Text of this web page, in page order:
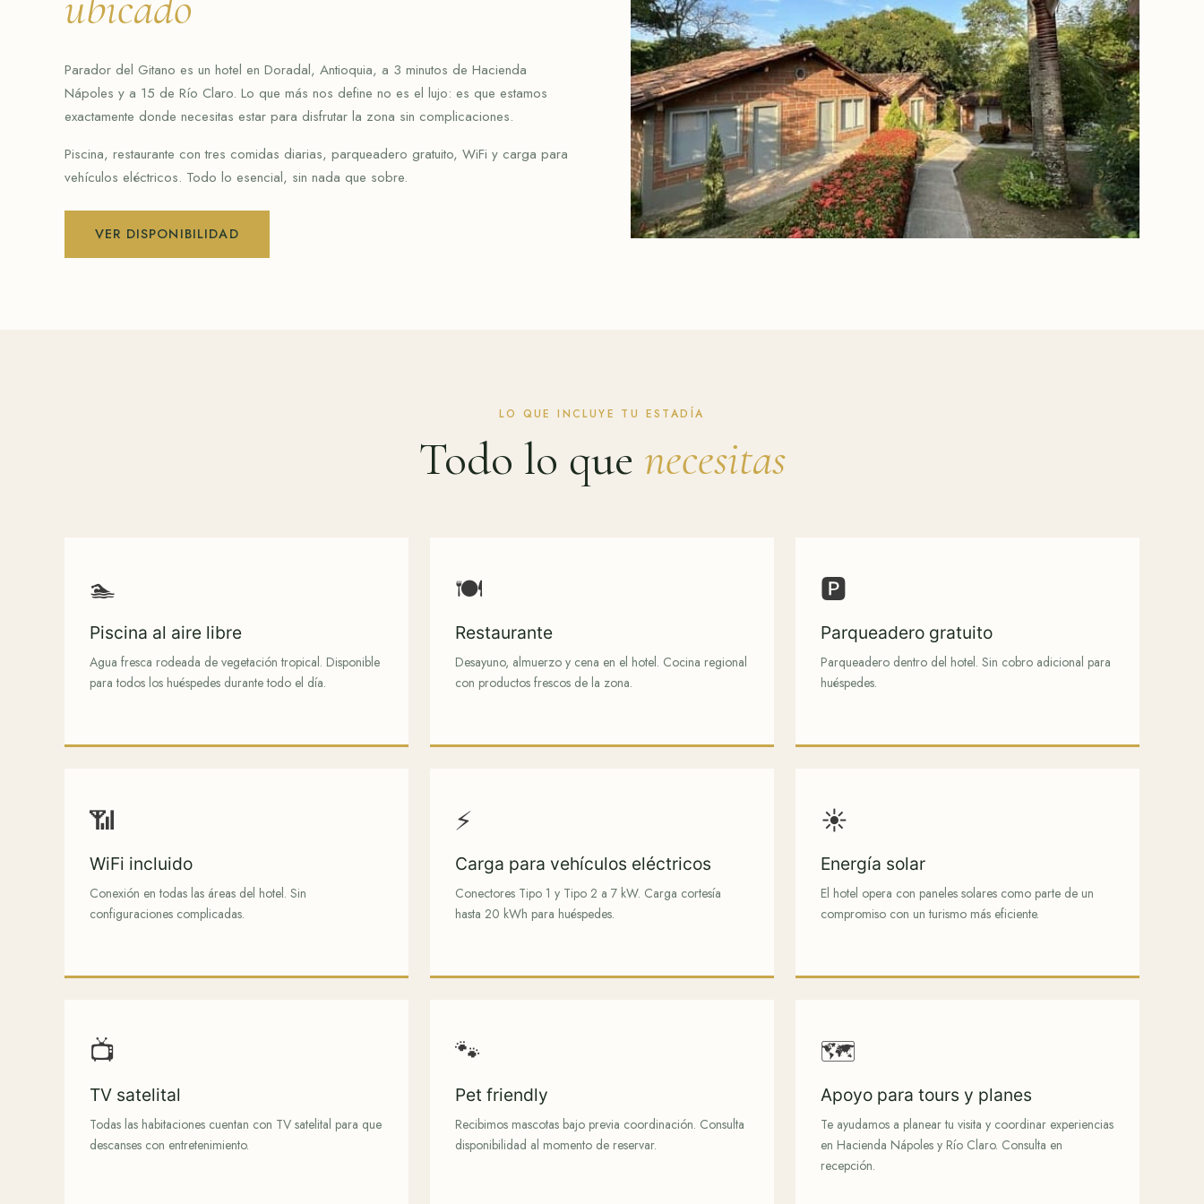
Parador del Gitano es un hotel en Doradal, Antioquia, a 3 minutos de Hacienda
Nápoles y a 15 de Río Claro. Lo que más nos define no es el lujo: es que estamos
exactamente donde necesitas estar para disfrutar la zona sin complicaciones.
Piscina, restaurante con tres comidas diarias, parqueadero gratuito, WiFi y carga para
vehículos eléctricos. Todo lo esencial, sin nada que sobre.
VER DISPONIBILIDAD
LO QUE INCLUYE TU ESTADÍA
Todo lo que necesitas
🏊
Piscina al aire libre
Agua fresca rodeada de vegetación tropical. Disponible
para todos los huéspedes durante todo el día.
🍽️
Restaurante
Desayuno, almuerzo y cena en el hotel. Cocina regional
con productos frescos de la zona.
🅿️
Parqueadero gratuito
Parqueadero dentro del hotel. Sin cobro adicional para
huéspedes.
📶
WiFi incluido
Conexión en todas las áreas del hotel. Sin
configuraciones complicadas.
⚡
Carga para vehículos eléctricos
Conectores Tipo 1 y Tipo 2 a 7 kW. Carga cortesía
hasta 20 kWh para huéspedes.
☀️
Energía solar
El hotel opera con paneles solares como parte de un
compromiso con un turismo más eficiente.
📺
TV satelital
Todas las habitaciones cuentan con TV satelital para que
descanses con entretenimiento.
🐾
Pet friendly
Recibimos mascotas bajo previa coordinación. Consulta
disponibilidad al momento de reservar.
🗺️
Apoyo para tours y planes
Te ayudamos a planear tu visita y coordinar experiencias
en Hacienda Nápoles y Río Claro. Consulta en
recepción.